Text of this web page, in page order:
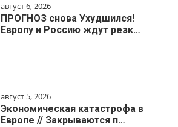
август 6, 2026
ПРОГНОЗ снова Ухудшился!
Европу и Россию ждут резк…
август 5, 2026
Экономическая катастрофа в
Европе // Закрываются п…